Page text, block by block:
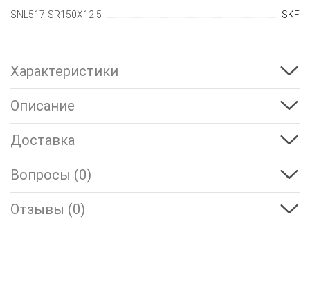
SNL517-SR150X12.5
SKF
Характеристики
Описание
Доставка
Вопросы (0)
Отзывы (0)